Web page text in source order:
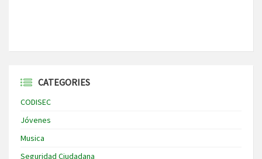
CATEGORIES
CODISEC
Jóvenes
Musica
Seguridad Ciudadana